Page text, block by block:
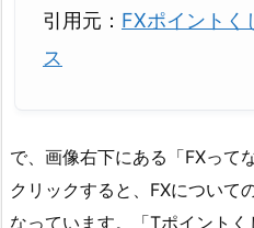
引用元： FXポイントく
ス
で、画像右下にある「FXって
クリックすると、FXについて
なっています。「Tポイント